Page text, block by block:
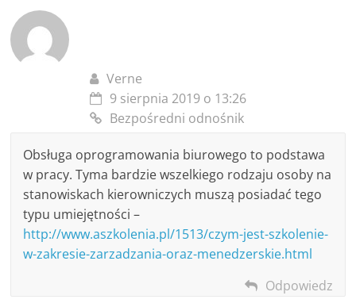
Verne
9 sierpnia 2019 o 13:26
Bezpośredni odnośnik
Obsługa oprogramowania biurowego to podstawa
w pracy. Tyma bardzie wszelkiego rodzaju osoby na
stanowiskach kierowniczych muszą posiadać tego
typu umiejętności –
http://www.aszkolenia.pl/1513/czym-jest-szkolenie-
w-zakresie-zarzadzania-oraz-menedzerskie.html
Odpowiedz